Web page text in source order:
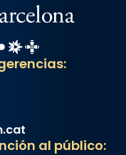
Radio Estel
Catalunya
al público: